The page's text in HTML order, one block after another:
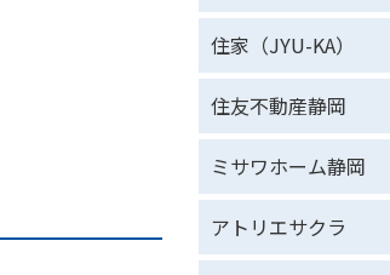
住家（JYU-KA）
住友不動産静岡
ミサワホーム静岡
アトリエサクラ